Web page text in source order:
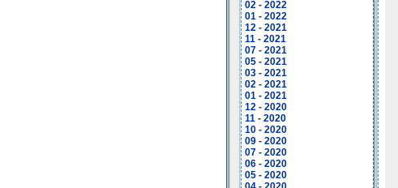
02 - 2022
01 - 2022
12 - 2021
11 - 2021
07 - 2021
05 - 2021
03 - 2021
02 - 2021
01 - 2021
12 - 2020
11 - 2020
10 - 2020
09 - 2020
07 - 2020
06 - 2020
05 - 2020